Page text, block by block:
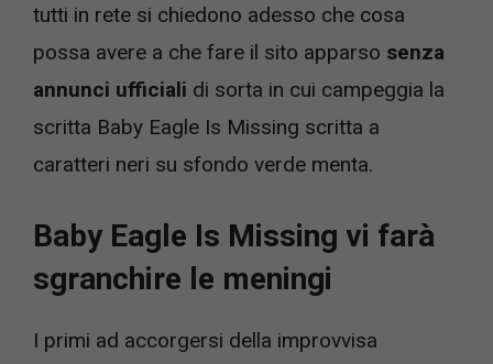
tutti in rete si chiedono adesso che cosa
possa avere a che fare il sito apparso senza
annunci ufficiali di sorta in cui campeggia la
scritta Baby Eagle Is Missing scritta a
caratteri neri su sfondo verde menta.
Baby Eagle Is Missing vi farà
sgranchire le meningi
I primi ad accorgersi della improvvisa